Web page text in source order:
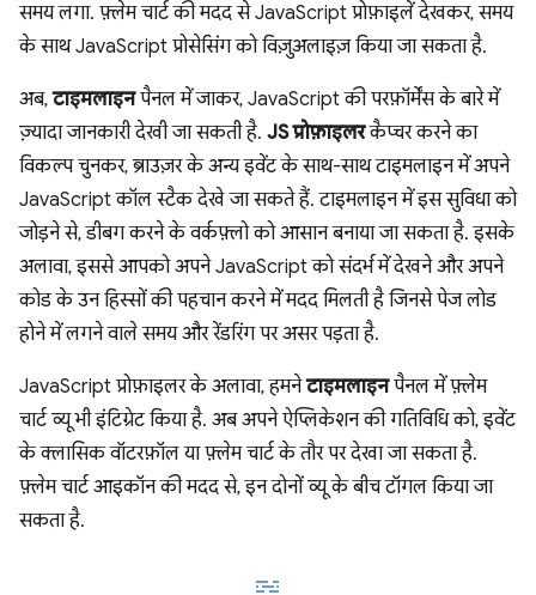
समय लगा. फ़्लेम चार्ट की मदद से JavaScript प्रोफ़ाइलें देखकर, समय
के साथ JavaScript प्रोसेसिंग को विज़ुअलाइज़ किया जा सकता है.
अब,टाइमलाइनपैनल में जाकर, JavaScript की परफ़ॉर्मेंस के बारे में
ज़्यादा जानकारी देखी जा सकती है. JS प्रोफ़ाइलरकैप्चर करने का
विकल्प चुनकर, ब्राउज़र के अन्य इवेंट के साथ-साथ टाइमलाइन में अपने
JavaScript कॉल स्टैक देखे जा सकते हैं. टाइमलाइन में इस सुविधा को
जोड़ने से, डीबग करने के वर्कफ़्लो को आसान बनाया जा सकता है. इसके
अलावा, इससे आपको अपने JavaScript को संदर्भ में देखने और अपने
कोड के उन हिस्सों की पहचान करने में मदद मिलती है जिनसे पेज लोड
होने में लगने वाले समय और रेंडरिंग पर असर पड़ता है.
JavaScript प्रोफ़ाइलर के अलावा, हमनेटाइमलाइनपैनल में फ़्लेम
चार्ट व्यू भी इंटिग्रेट किया है. अब अपने ऐप्लिकेशन की गतिविधि को, इवेंट
के क्लासिक वॉटरफ़ॉल या फ़्लेम चार्ट के तौर पर देखा जा सकता है.
फ़्लेम चार्ट आइकॉन की मदद से, इन दोनों व्यू के बीच टॉगल किया जा
सकता है.